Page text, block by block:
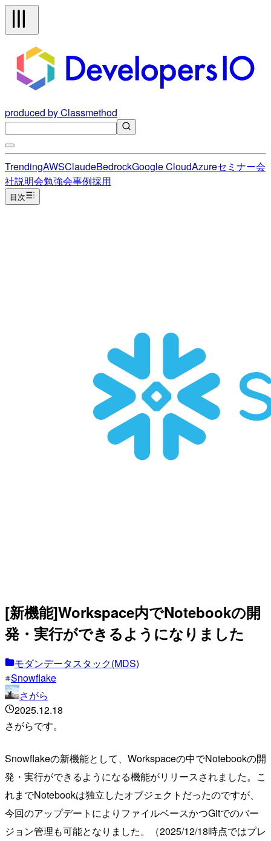
produced by Classmethod
TrendingAWSClaudeBedrockGoogle CloudAzureセミナー会
社説明会勉強会事例採用
目次
[新機能]Workspace内でNotebookの開
発・実行ができるようになりました
モダンデータスタック(MDS)
Snowflake
さがら
2025.12.18
さがらです。
Snowflakeの新機能として、Workspaceの中でNotebookの開
発・実行ができるようになる機能がリリースされました。こ
れまでNotebookは独立したオブジェクトだったのですが、
今回のアップデートによりファイルベースかつGitでのバー
ジョン管理も可能となりました。（2025/12/18時点ではプレ